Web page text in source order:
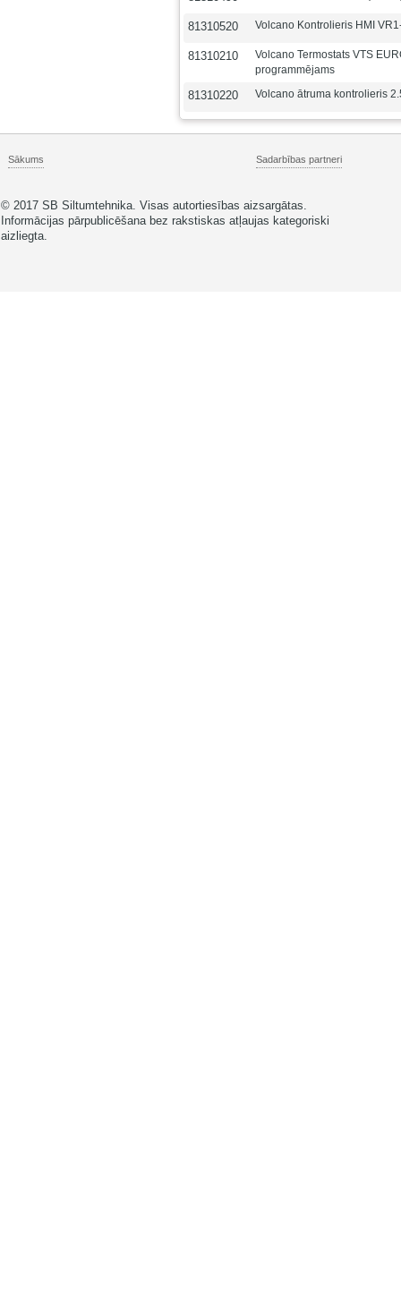
81310520 Volcano Kontrolieris HMI
81310210
Volcano Termostats VTS
programmējams
81310220 Volcano ātruma kontrolieris
Sākums Sadarbības partneri
© 2017 SB Siltumtehnika. Visas autortiesības aizsargātas.
Informācijas pārpublicēšana bez rakstiskas atļaujas kategoriski
aizliegta.